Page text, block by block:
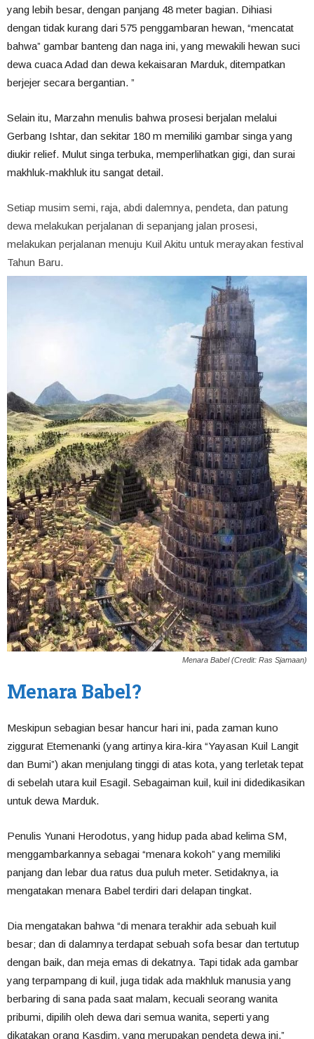
yang lebih besar, dengan panjang 48 meter bagian. Dihiasi
dengan tidak kurang dari 575 penggambaran hewan, “mencatat
bahwa” gambar banteng dan naga ini, yang mewakili hewan suci
dewa cuaca Adad dan dewa kekaisaran Marduk, ditempatkan
berjejer secara bergantian. ”
Selain itu, Marzahn menulis bahwa prosesi berjalan melalui
Gerbang Ishtar, dan sekitar 180 m memiliki gambar singa yang
diukir relief. Mulut singa terbuka, memperlihatkan gigi, dan surai
makhluk-makhluk itu sangat detail.
Setiap musim semi, raja, abdi dalemnya, pendeta, dan patung
dewa melakukan perjalanan di sepanjang jalan prosesi,
melakukan perjalanan menuju Kuil Akitu untuk merayakan festival
Tahun Baru.
Menara Babel (Credit: Ras Sjamaan)
Menara Babel?
Meskipun sebagian besar hancur hari ini, pada zaman kuno
ziggurat Etemenanki (yang artinya kira-kira “Yayasan Kuil Langit
dan Bumi”) akan menjulang tinggi di atas kota, yang terletak tepat
di sebelah utara kuil Esagil. Sebagaiman kuil, kuil ini didedikasikan
untuk dewa Marduk.
Penulis Yunani Herodotus, yang hidup pada abad kelima SM,
menggambarkannya sebagai “menara kokoh” yang memiliki
panjang dan lebar dua ratus dua puluh meter. Setidaknya, ia
mengatakan menara Babel terdiri dari delapan tingkat.
Dia mengatakan bahwa “di menara terakhir ada sebuah kuil
besar; dan di dalamnya terdapat sebuah sofa besar dan tertutup
dengan baik, dan meja emas di dekatnya. Tapi tidak ada gambar
yang terpampang di kuil, juga tidak ada makhluk manusia yang
berbaring di sana pada saat malam, kecuali seorang wanita
pribumi, dipilih oleh dewa dari semua wanita, seperti yang
dikatakan orang Kasdim, yang merupakan pendeta dewa ini.”